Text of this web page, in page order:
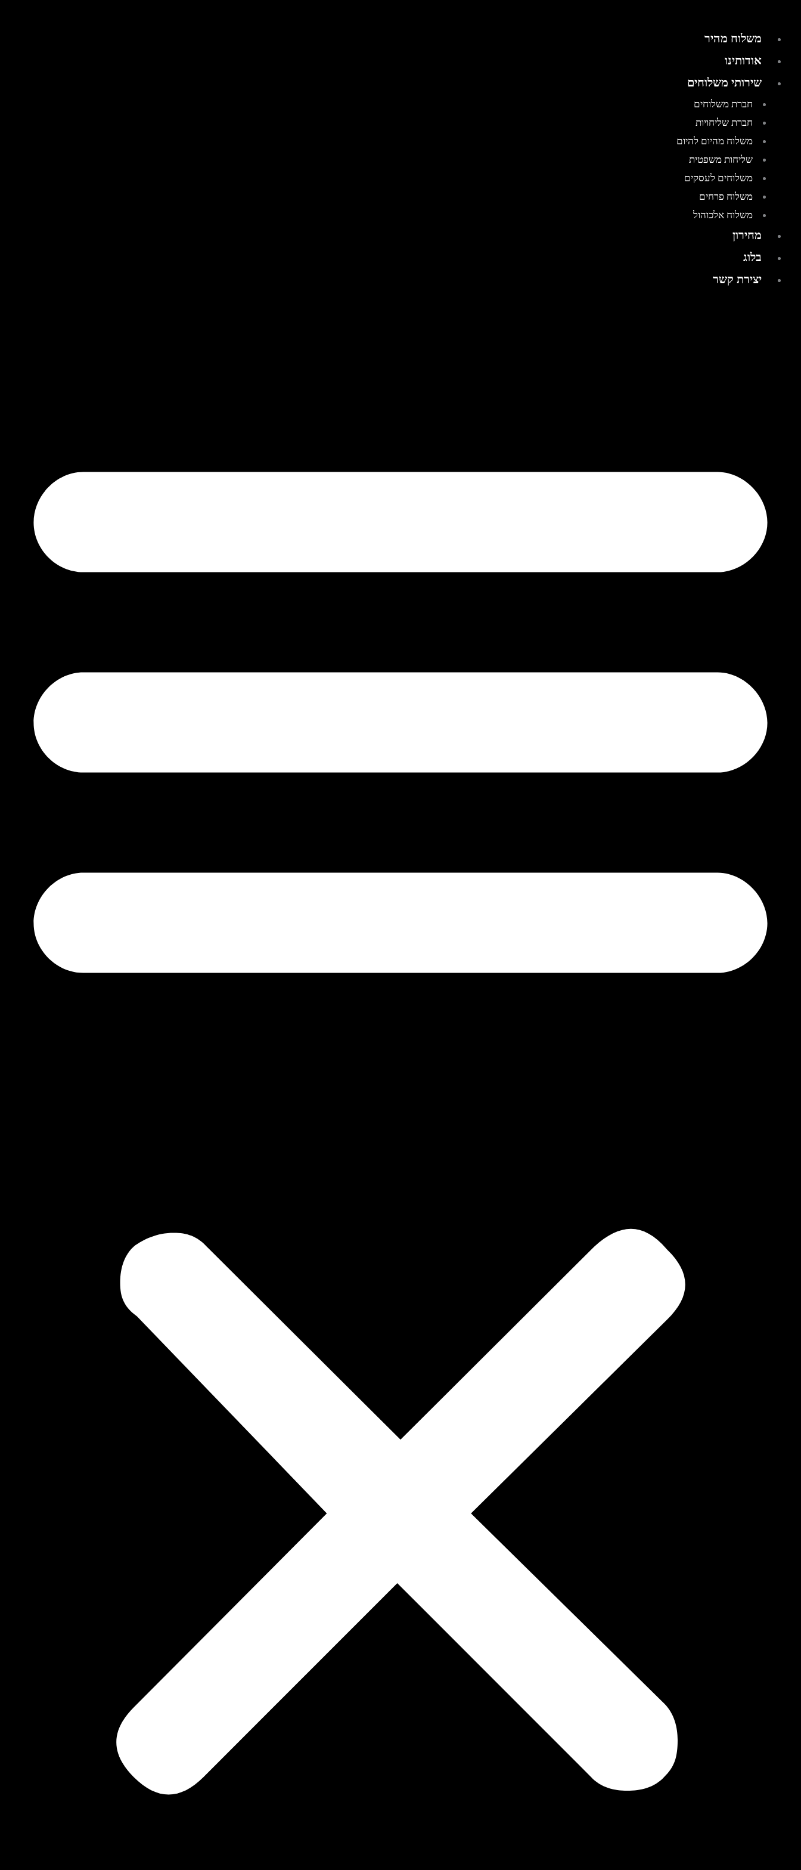
משלוח מהיר
אודותינו
שירותי משלוחים
חברת משלוחים
חברת שליחויות
משלוח מהיום להיום
שליחות משפטית
משלוחים לעסקים
משלוח פרחים
משלוח אלכוהול
מחירון
בלוג
יצירת קשר